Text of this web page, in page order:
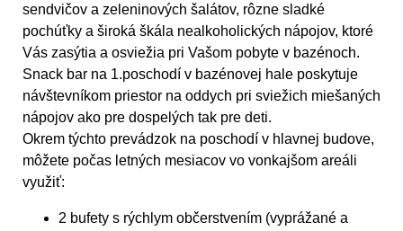
sendvičov a zeleninových šalátov, rôzne sladké
pochúťky a široká škála nealkoholických nápojov, ktoré
Vás zasýtia a osviežia pri Vašom pobyte v bazénoch.
Snack bar na 1.poschodí v bazénovej hale poskytuje
návštevníkom priestor na oddych pri sviežich miešaných
nápojov ako pre dospelých tak pre deti.
Okrem týchto prevádzok na poschodí v hlavnej budove,
môžete počas letných mesiacov vo vonkajšom areáli
využiť:
2 bufety s rýchlym občerstvením (vyprážané a